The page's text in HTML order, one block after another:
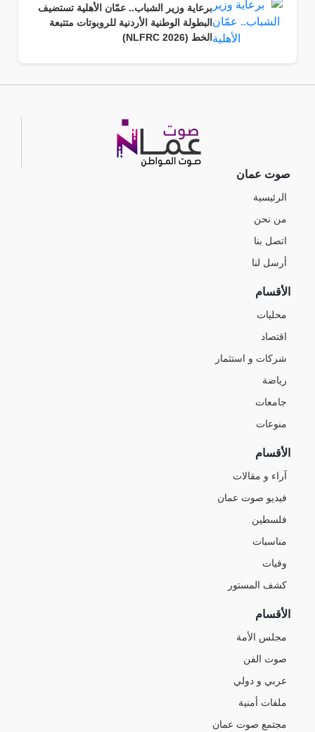
برعاية وزير الشباب.. عمّان الأهلية تستضيف
البطولة الوطنية الأردنية للروبوتات متتبعة
الخط (NLFRC 2026)
صوت عمان
الرئيسية
من نحن
اتصل بنا
أرسل لنا
الأقسام
محليات
اقتصاد
شركات و استثمار
رياضة
جامعات
منوعات
الأقسام
آراء و مقالات
فيديو صوت عمان
فلسطين
مناسبات
وفيات
كشف المستور
الأقسام
مجلس الأمة
صوت الفن
عربي و دولي
ملفات أمنية
مجتمع صوت عمان